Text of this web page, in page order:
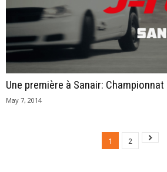
Une première à Sanair: Championnat
May 7, 2014
1 2